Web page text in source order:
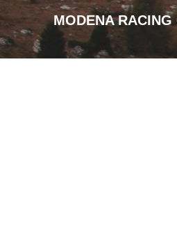
MODENA